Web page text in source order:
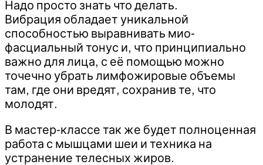
Надо просто знать что делать.
Вибрация обладает уникальной
способностью выравнивать мио-
фасциальный тонус и, что принципиально
важно для лица, с её помощью можно
точечно убрать лимфожировые объемы
там, где они вредят, сохранив те, что
молодят.
В мастер-классе так же будет полноценная
работа с мышцами шеи и техника на
устранение телесных жиров.